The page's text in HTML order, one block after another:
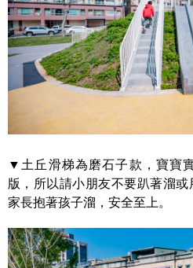
▼土丘滑梯為磨石子款，寶寶
版，所以請小朋友不要趴著溜
家長抱著孩子溜，安全至上。